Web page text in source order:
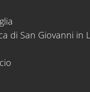
di San Giovanni in